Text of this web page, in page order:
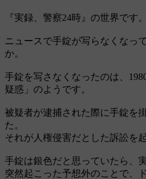
『実録、警察24時』の世界です。
ニュースで手錠が写らなくなっ
か。
手錠を写さなくなったのは、
疑惑」のようです。
被疑者が逮捕された際に手錠を
た。
それが人権侵害だとした訴訟を
手錠は銀色だと思っていたら、
突然起こった予想外のことで、